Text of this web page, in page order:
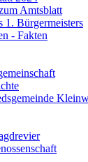
Amtsblatt
1. Bürgermeisters
- Fakten